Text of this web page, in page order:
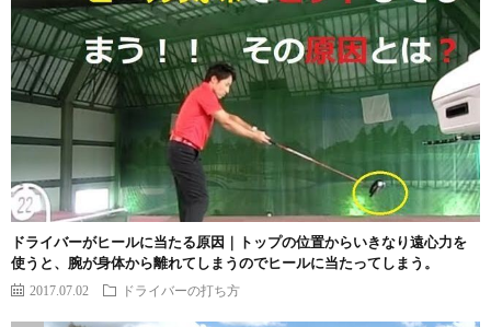
ドライバーがヒールに当たる原因｜トップの位置からいきなり遠心力を
使うと、腕が身体から離れてしまうのでヒールに当たってしまう。
2017.07.02 ドライバーの打ち方